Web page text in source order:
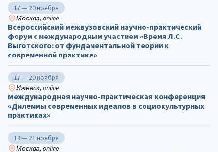
17 — 20 ноября
Москва, online
Всероссийский межвузовский научно-практический
форум с международным участием «Время Л.С.
Выготского: от фундаментальной теории к
современной практике»
17 — 20 ноября
Ижевск, online
Международная научно-практическая конференция
«Дилеммы современных идеалов в социокультурных
практиках»
19 — 21 ноября
Москва, online